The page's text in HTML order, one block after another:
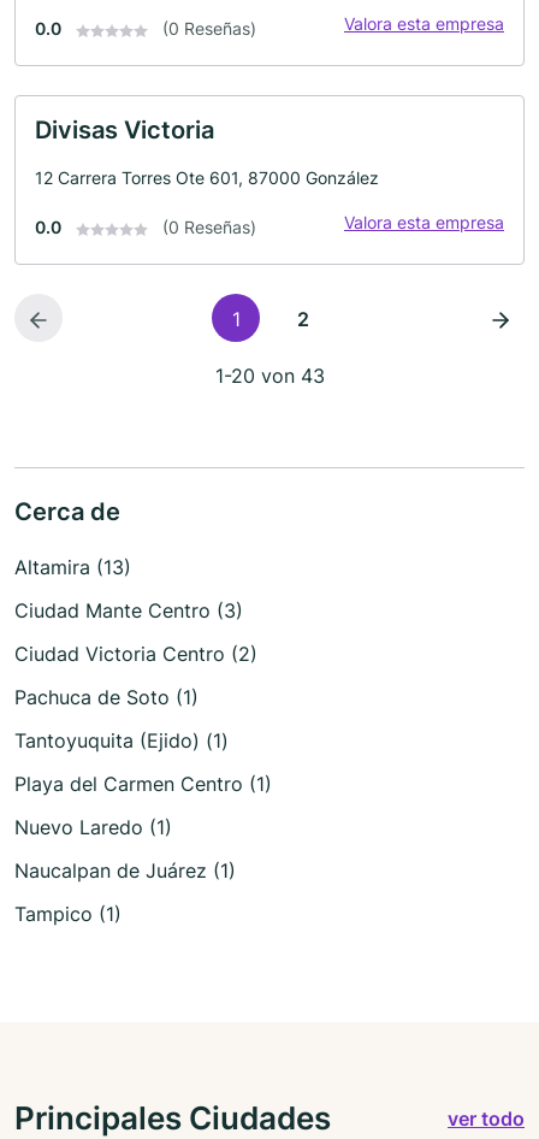
0.0 (0 Reseñas) Valora esta empresa
Divisas Victoria
12 Carrera Torres Ote 601, 87000 González
0.0 (0 Reseñas) Valora esta empresa
1 2
1-20 von 43
Cerca de
Altamira (13)
Ciudad Mante Centro (3)
Ciudad Victoria Centro (2)
Pachuca de Soto (1)
Tantoyuquita (Ejido) (1)
Playa del Carmen Centro (1)
Nuevo Laredo (1)
Naucalpan de Juárez (1)
Tampico (1)
Principales Ciudades ver todo